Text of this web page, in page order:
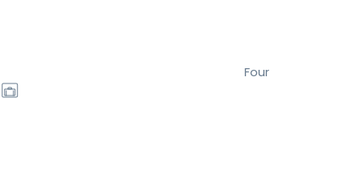
Four